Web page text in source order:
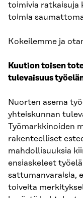
toimivia ratkaisuja
toimia
Kokeilemme ja
Kuution toisen
tulevaisuus
Nuorten asema
yhteiskunnan
Työmarkkinoiden
rakenteelliset
mahdollisuuksia
ensiaskeleet
sattumanvaraisia,
toiveita